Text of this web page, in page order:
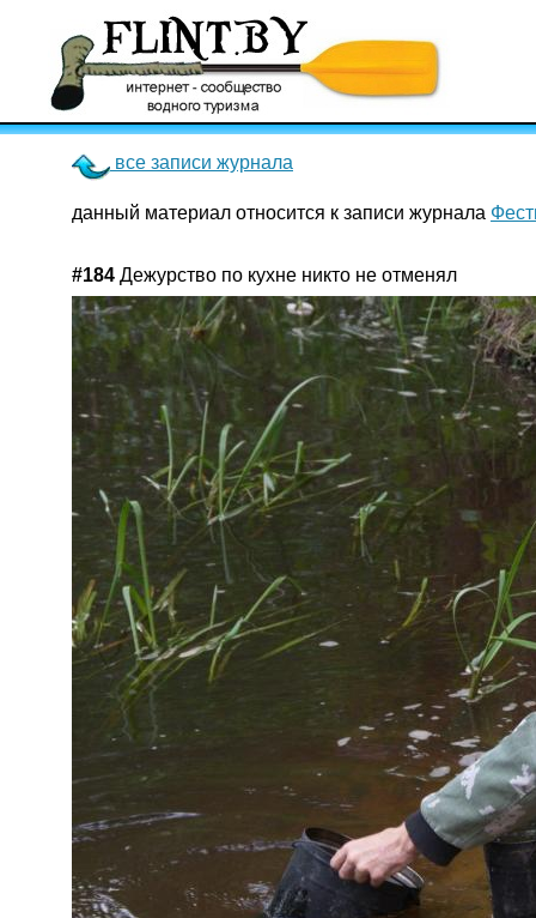
все записи журнала
данный материал относится к записи журнала
#184 Дежурство по кухне никто не отменял